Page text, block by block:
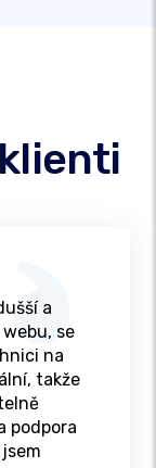
a
se
na
takže
podpora